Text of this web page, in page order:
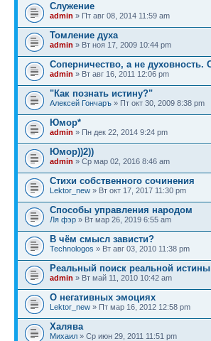
Служение
admin » Пт авг 08, 2014 11:59 am
Томление духа
admin » Вт ноя 17, 2009 10:44 pm
Соперничество, а не духовность.
admin » Вт авг 16, 2011 12:06 pm
"Как познать истину?"
Алексей Гончаръ » Пт окт 30, 2009 8:38 pm
Юмор*
admin » Пн дек 22, 2014 9:24 pm
Юмор))2))
admin » Ср мар 02, 2016 8:46 am
Стихи собственного сочинения
Lektor_new » Вт окт 17, 2017 11:30 pm
Способы управления народом
Ля фэр » Вт мар 26, 2019 6:55 am
В чём смысл зависти?
Technologos » Вт авг 03, 2010 11:38 pm
Реальный поиск реальной истины
admin » Вт май 11, 2010 10:42 am
О негативных эмоциях
Lektor_new » Пт мар 16, 2012 12:58 pm
Халява
Михаил » Ср июн 29, 2011 11:51 pm